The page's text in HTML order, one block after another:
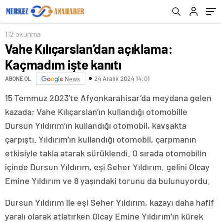
112 okunma
Vahe Kılıçarslan’dan açıklama:
Kaçmadım işte kanıtı
ABONE OL News 24 Aralık 2024 14:01
15 Temmuz 2023’te Afyonkarahisar’da meydana gelen
kazada; Vahe Kılıçarslan’ın kullandığı otomobille
Dursun Yıldırım’ın kullandığı otomobil, kavşakta
çarpıştı. Yıldırım’ın kullandığı otomobil, çarpmanın
etkisiyle takla atarak sürüklendi. O sırada otomobilin
içinde Dursun Yıldırım, eşi Seher Yıldırım, gelini Olcay
Emine Yıldırım ve 8 yaşındaki torunu da bulunuyordu.
Dursun Yıldırım ile eşi Seher Yıldırım, kazayı daha hafif
yaralı olarak atlatırken Olcay Emine Yıldırım’ın kürek